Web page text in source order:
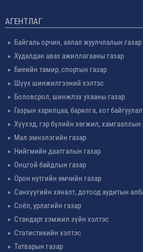
АГЕНТЛАГ
Байгаль орчин, аялал жуулчлалын газар
Худалдан авах ажиллагааны газар
Биеийн тамир, спортын газар
Шүүх шинжилгээний хэлтэс
Боловсрол, шинжлэх ухааны газар
Газрын харилцаа, барилга, хот
Хүүхэд, гэр бүлийн хөгжил, хамгааллын
Мал эмнэлэгийн газар
Нийгмийн даатгалын газар
Онцгой байдлын газар
Орон нутгийн өмчийн газар
Санхүүгийн хяналт, дотоод аудитын
Соёл, урлагийн газар
Стандарт хэмжил зүйн хэлтэс
Статистикийн хэлтэс
Татварын газар